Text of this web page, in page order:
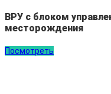
ВРУ с блоком
месторождения
Посмотреть